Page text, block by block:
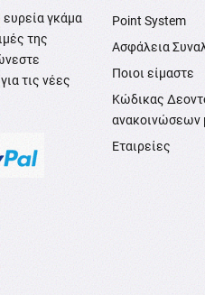
γκάμα
της
τις νέες
Point System
Ασφάλεια
Ποιοι είμαστε
Κώδικας
ανακοινώσεων
Εταιρείες